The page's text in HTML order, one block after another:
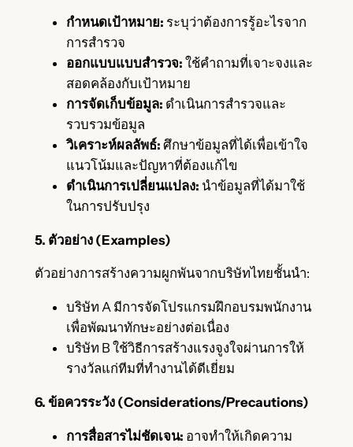
กำหนดเป้าหมาย: ระบุว่าต้องการรู้อะไรจาก
การสำรวจ
ออกแบบแบบสำรวจ: ใช้คำถามที่เจาะจงและ
สอดคล้องกับเป้าหมาย
การจัดเก็บข้อมูล: ดำเนินการสำรวจและ
รวบรวมข้อมูล
วิเคราะห์ผลลัพธ์: ศึกษาข้อมูลที่ได้เพื่อเข้าใจ
แนวโน้มและปัญหาที่ต้องแก้ไข
ดำเนินการเปลี่ยนแปลง: นำข้อมูลที่ได้มาใช้
ในการปรับปรุง
5. ตัวอย่าง (Examples)
ตัวอย่างการสร้างความผูกพันจากบริษัทไทยชั้นนำ:
บริษัท A มีการจัดโปรแกรมฝึกอบรมพนักงาน
เพื่อพัฒนาทักษะอย่างต่อเนื่อง
บริษัท B ใช้วิธีการสร้างแรงจูงใจผ่านการให้
รางวัลแก่ทีมที่ทำงานได้ดีเยี่ยม
6. ข้อควรระวัง (Considerations/Precautions)
การสื่อสารไม่ชัดเจน: อาจทำให้เกิดความ